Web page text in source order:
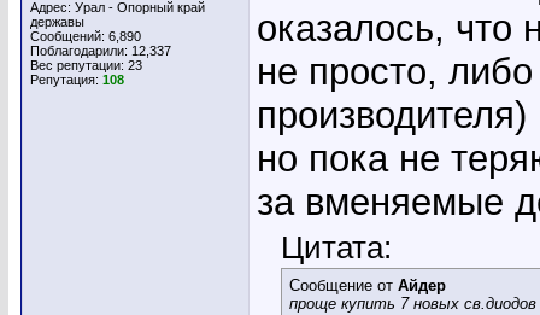
Адрес: Урал - Опорный край
державы
Сообщений: 6,890
Поблагодарили: 12,337
Вес репутации: 23
Репутация: 108
оказалось, что
не просто,
производителя)
но пока не
за вменяемые
Цитата:
Сообщение от Айдер
проще купить 7 новых